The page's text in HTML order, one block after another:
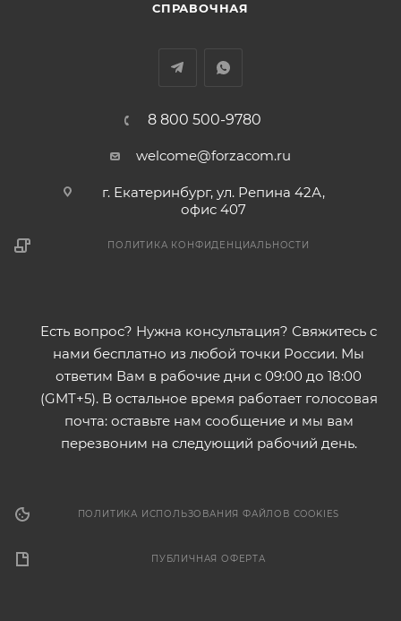
СПРАВОЧНАЯ
8 800 500-9780
welcome@forzacom.ru
г. Екатеринбург, ул. Репина 42А,
офис 407
ПОЛИТИКА КОНФИДЕНЦИАЛЬНОСТИ
Есть вопрос? Нужна консультация? Свяжитесь с
нами бесплатно из любой точки России. Мы
ответим Вам в рабочие дни с 09:00 до 18:00
(GMT+5). В остальное время работает голосовая
почта: оставьте нам сообщение и мы вам
перезвоним на следующий рабочий день.
ПОЛИТИКА ИСПОЛЬЗОВАНИЯ ФАЙЛОВ COOKIES
ПУБЛИЧНАЯ ОФЕРТА